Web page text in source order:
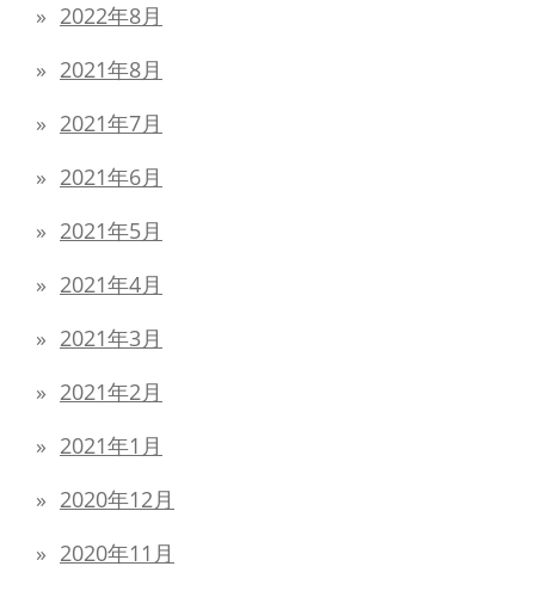
2022年8月
2021年8月
2021年7月
2021年6月
2021年5月
2021年4月
2021年3月
2021年2月
2021年1月
2020年12月
2020年11月